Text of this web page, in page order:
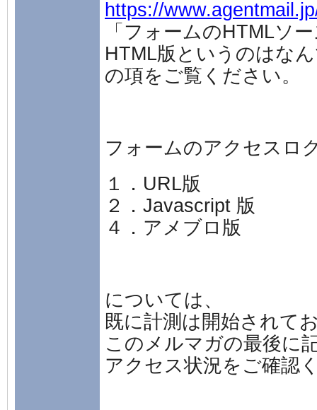
https://
「フォームのHTMLソ
HTML版というのはな
の項をご覧ください。
フォームのアクセスロ
１．URL版
２．Javascript 版
４．アメブロ版
については、
既に計測は開始されて
このメルマガの最後に
アクセス状況をご確認